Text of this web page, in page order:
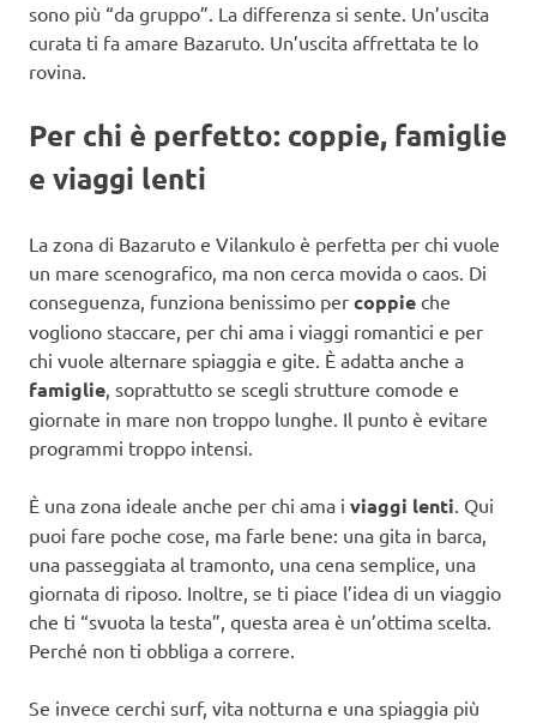
sono più “da gruppo”. La differenza si sente. Un’uscita
curata ti fa amare Bazaruto. Un’uscita affrettata te lo
rovina.
Per chi è perfetto: coppie, famiglie
e viaggi lenti
La zona di Bazaruto e Vilankulo è perfetta per chi vuole
un mare scenografico, ma non cerca movida o caos. Di
conseguenza, funziona benissimo per coppie che
vogliono staccare, per chi ama i viaggi romantici e per
chi vuole alternare spiaggia e gite. È adatta anche a
famiglie, soprattutto se scegli strutture comode e
giornate in mare non troppo lunghe. Il punto è evitare
programmi troppo intensi.
È una zona ideale anche per chi ama i viaggi lenti. Qui
puoi fare poche cose, ma farle bene: una gita in barca,
una passeggiata al tramonto, una cena semplice, una
giornata di riposo. Inoltre, se ti piace l’idea di un viaggio
che ti “svuota la testa”, questa area è un’ottima scelta.
Perché non ti obbliga a correre.
Se invece cerchi surf, vita notturna e una spiaggia più